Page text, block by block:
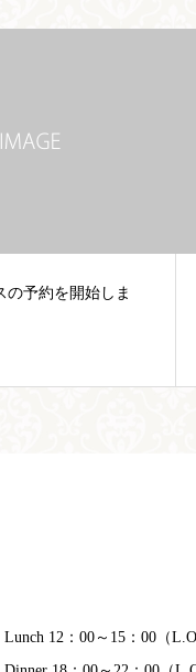
22時を閉店時間と
。
Lunch 12：00～15：00（